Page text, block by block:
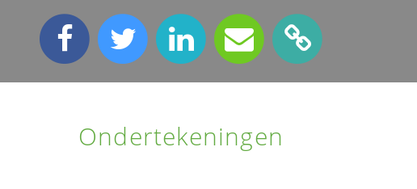
Ondertekeningen